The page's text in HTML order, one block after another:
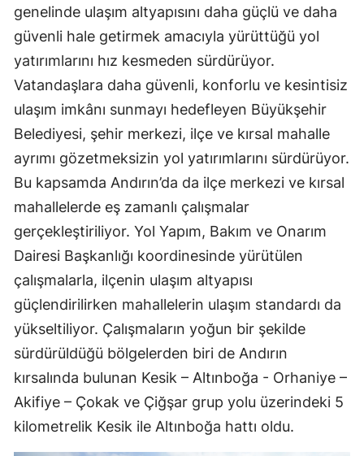
genelinde ulaşım altyapısını daha güçlü ve daha
güvenli hale getirmek amacıyla yürüttüğü yol
yatırımlarını hız kesmeden sürdürüyor.
Vatandaşlara daha güvenli, konforlu ve kesintisiz
ulaşım imkânı sunmayı hedefleyen Büyükşehir
Belediyesi, şehir merkezi, ilçe ve kırsal mahalle
ayrımı gözetmeksizin yol yatırımlarını sürdürüyor.
Bu kapsamda Andırın’da da ilçe merkezi ve kırsal
mahallelerde eş zamanlı çalışmalar
gerçekleştiriliyor. Yol Yapım, Bakım ve Onarım
Dairesi Başkanlığı koordinesinde yürütülen
çalışmalarla, ilçenin ulaşım altyapısı
güçlendirilirken mahallelerin ulaşım standardı da
yükseltiliyor. Çalışmaların yoğun bir şekilde
sürdürüldüğü bölgelerden biri de Andırın
kırsalında bulunan Kesik – Altınboğa - Orhaniye –
Akifiye – Çokak ve Çiğşar grup yolu üzerindeki 5
kilometrelik Kesik ile Altınboğa hattı oldu.